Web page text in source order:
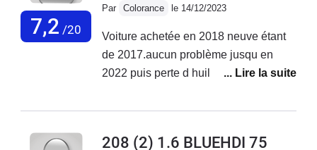
7,2 /20
Par Colorance le 14/12/2023
Voiture achetée en 2018 neuve étant
de 2017.aucun problème jusqu en
2022 puis perte d huile ++ à en
des pannes 2ooo euros de réparation
euros de réparations voiture non
208 (2) 1.6 BLUEHDI 75